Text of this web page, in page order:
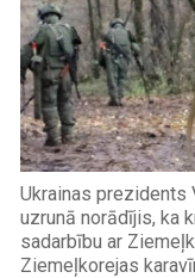
Ukrainas prezidents
uzrunā norādījis, ka
sadarbību ar
Ziemeļkorejas